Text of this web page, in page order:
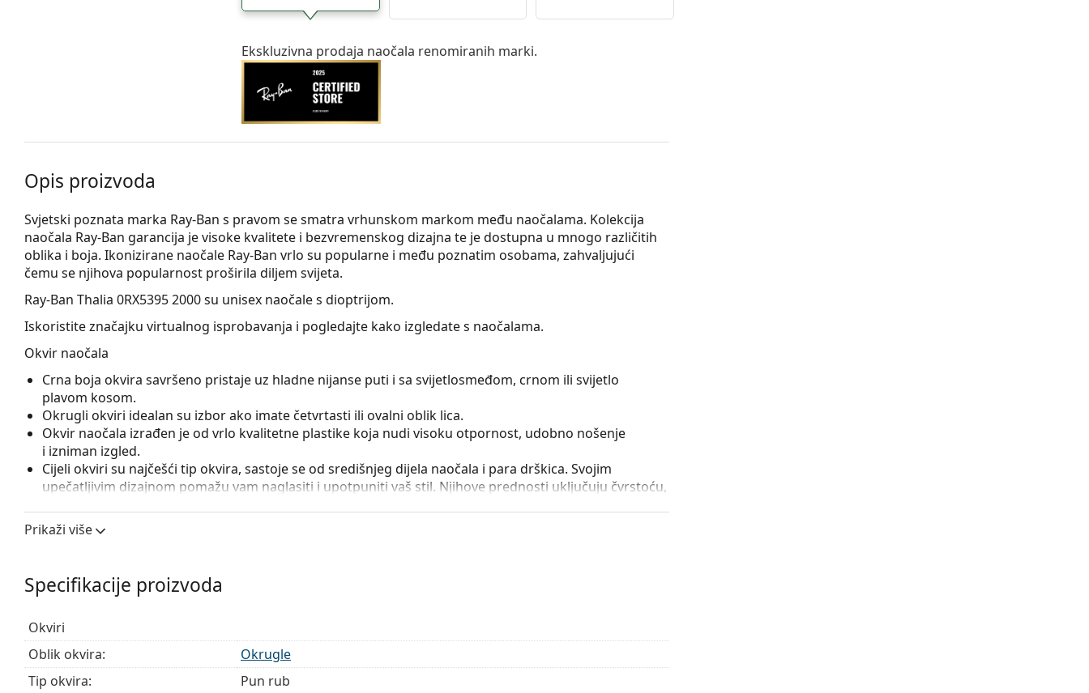
Ekskluzivna prodaja naočala renomiranih marki.
Opis proizvoda
Svjetski poznata marka Ray-Ban s pravom se smatra vrhunskom markom među naočalama. Kolekcija
naočala Ray-Ban garancija je visoke kvalitete i bezvremenskog dizajna te je dostupna u mnogo različitih
oblika i boja. Ikonizirane naočale Ray-Ban vrlo su popularne i među poznatim osobama, zahvaljujući
čemu se njihova popularnost proširila diljem svijeta.
Ray-Ban Thalia 0RX5395 2000su unisex naočale s dioptrijom.
Iskoristite značajku virtualnog isprobavanja i pogledajte kako izgledate s naočalama.
Okvir naočala
Crna boja okvira savršeno pristaje uz hladne nijanse puti i sa svijetlosmeđom, crnom ili svijetlo
plavom kosom.
Okrugli okviri idealan su izbor ako imate četvrtasti ili ovalni oblik lica.
Okvir naočala izrađen je od vrlo kvalitetne plastike koja nudi visoku otpornost, udobno nošenje
i izniman izgled.
Cijeli okviri su najčešći tip okvira, sastoje se od središnjeg dijela naočala i para drškica. Svojim
upečatljivim dizajnom pomažu vam naglasiti i upotpuniti vaš stil. Njihove prednosti uključuju čvrstoću,
prikladna je za sve vrste leća, uključujući i one s većom optičkom moći.
Naočale isporučujemo s originalnom futrolom. Boja futrole i njena izvedba mogu se razlikovati.
Krpa koja se nalazi u pakiranju idealna je za čišćenje i njegu naočala. Neki modeli umjesto krpe mogu
Istražite cijelu ponududioptrijskih naočalakako biste pronašli više stilova ili provjerite našvodič za
kupnju naočala
ako trebate pomoć pri odabiru.
Ovo je medicinski proizvod. Prije uporabe pročitajte upute za uporabu.
Prikaži više
Specifikacije proizvoda
Okviri
Oblik okvira:
Okrugle
Tip okvira:
Pun rub